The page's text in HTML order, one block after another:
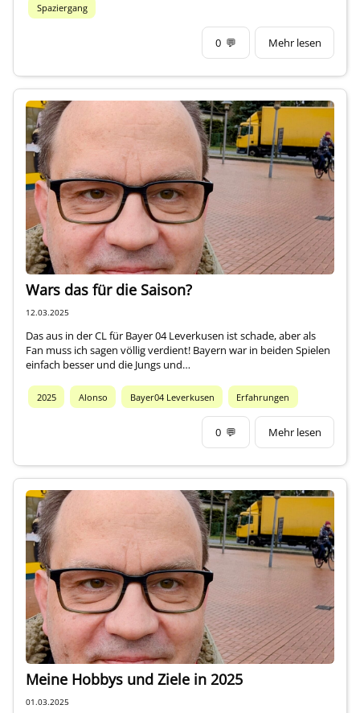
Spaziergang
0 💬 Mehr lesen
Wars das für die Saison?
12.03.2025
Das aus in der CL für Bayer 04 Leverkusen ist schade, aber als
Fan muss ich sagen völlig verdient! Bayern war in beiden Spielen
einfach besser und die Jungs und…
2025 Alonso Bayer04 Leverkusen Erfahrungen
0 💬 Mehr lesen
Meine Hobbys und Ziele in 2025
01.03.2025